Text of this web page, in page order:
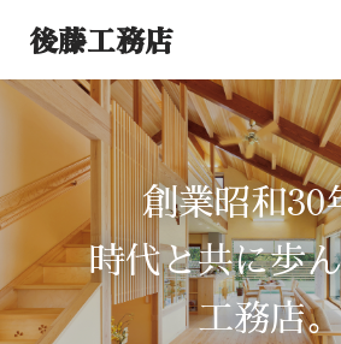
ン
ツ
へ
キ
ッ
プ
後藤工務店
創業昭和30
時代と共に歩
工務店。